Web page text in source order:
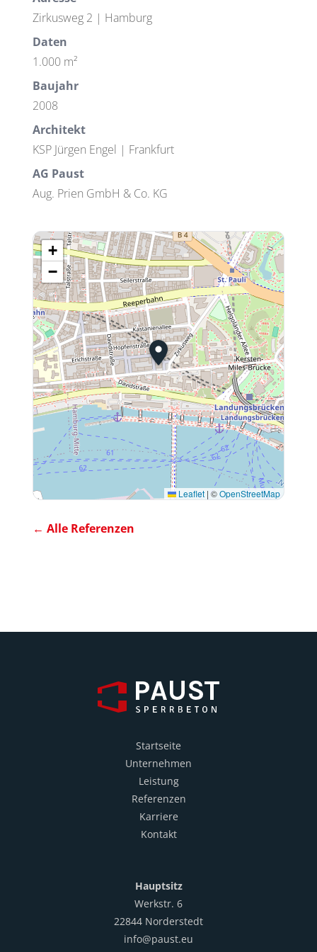
Zirkusweg 2 | Hamburg
Daten
1.000 m²
Baujahr
2008
Architekt
KSP Jürgen Engel | Frankfurt
AG Paust
Aug. Prien GmbH & Co. KG
+
−
Leaflet | ©OpenStreetMap
← Alle Referenzen
Startseite
Unternehmen
Leistung
Referenzen
Karriere
Kontakt
Hauptsitz
Werkstr. 6
22844 Norderstedt
info@paust.eu